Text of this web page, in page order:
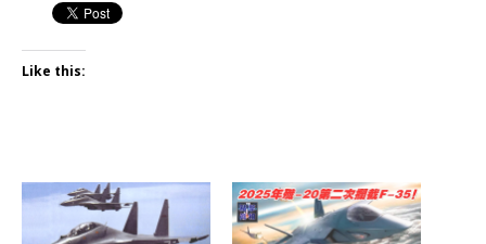
Like this: